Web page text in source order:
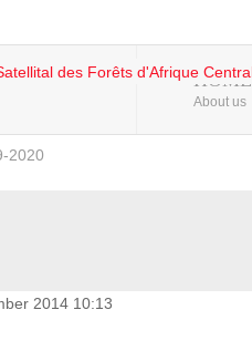
Scale Monitoring and Land ...
climate change from the ...
2020
in Kinshasa - Open Cities ...
HOME
About us
2014 10:13